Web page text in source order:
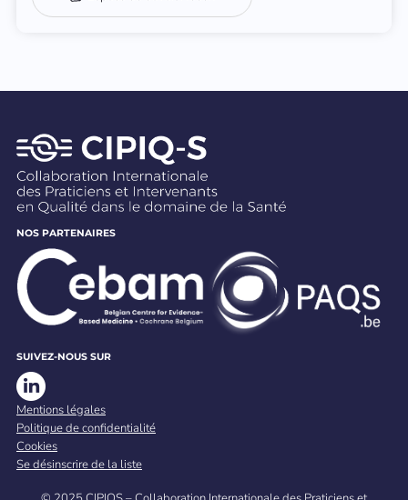
NOS PARTENAIRES
SUIVEZ-NOUS SUR
Mentions légales
Politique de confidentialité
Cookies
Se désinscrire de la liste